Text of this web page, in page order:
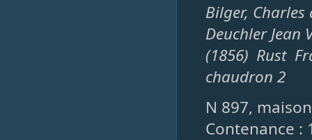
Bilger,
Deuchler Jean
(1856) Rust
chaudron 2
N 897,
Contenance :